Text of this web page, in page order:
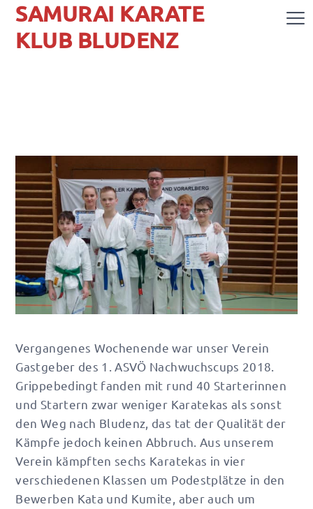
SAMURAI KARATE
KLUB BLUDENZ
Vergangenes Wochenende war unser Verein
Gastgeber des 1. ASVÖ Nachwuchscups 2018.
Grippebedingt fanden mit rund 40 Starterinnen
und Startern zwar weniger Karatekas als sonst
den Weg nach Bludenz, das tat der Qualität der
Kämpfe jedoch keinen Abbruch. Aus unserem
Verein kämpften sechs Karatekas in vier
verschiedenen Klassen um Podestplätze in den
Bewerben Kata und Kumite, aber auch um